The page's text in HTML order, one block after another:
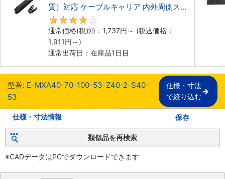
質）対応 ケーブルキャリア 内外周側ス
ナップ開閉タイプ
通常価格(税別)： 1,737円 ～ (税込価格：
1,911円 ～)
通常出荷日：在庫品1日目
型番: E-MXA40-70-100-53-Z40-2-S40-
53
仕様・寸法
で絞り込む
仕様・寸法情報 保存
類似品を再検索
※CADデータはPCでダウンロードできます